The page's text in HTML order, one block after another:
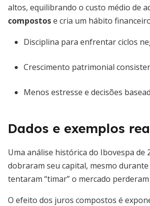
altos, equilibrando o custo médio de
compostose cria um hábito
Disciplina para enfrentar ciclos
Crescimento patrimonial
Menos estresse e decisões
Dados e exemplos
Uma análise histórica do Ibovespa
dobraram seu capital, mesmo durante
tentaram “timar” o mercado
O efeito dos juros compostos é